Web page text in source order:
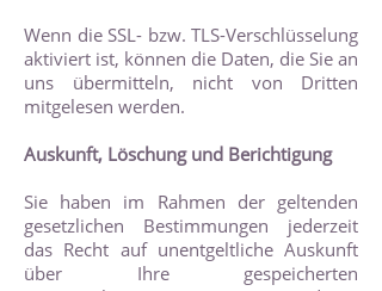
Wenn die SSL- bzw. TLS-Verschlüsselung
aktiviert ist, können die Daten, die Sie an
uns übermitteln, nicht von Dritten
mitgelesen werden.
Auskunft, Löschung und Berichtigung
Sie haben im Rahmen der geltenden
gesetzlichen Bestimmungen jederzeit
das Recht auf unentgeltliche Auskunft
über Ihre gespeicherten